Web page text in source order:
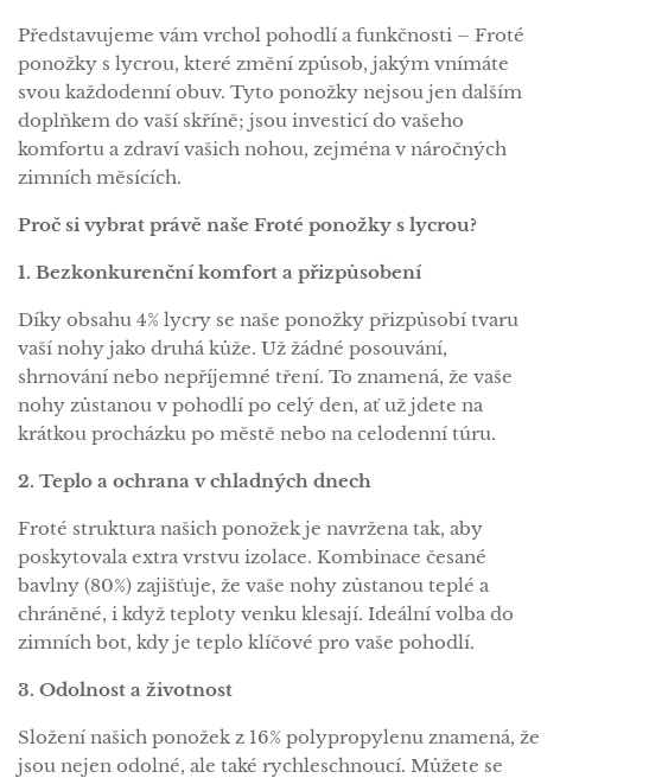
Představujeme vám vrchol pohodlí a funkčnosti – Froté
ponožky s lycrou, které změní způsob, jakým vnímáte
svou každodenní obuv. Tyto ponožky nejsou jen dalším
doplňkem do vaší skříně; jsou investicí do vašeho
komfortu a zdraví vašich nohou, zejména v náročných
zimních měsících.
Proč si vybrat právě naše Froté ponožky s lycrou?
1. Bezkonkurenční komfort a přizpůsobení
Díky obsahu 4% lycry se naše ponožky přizpůsobí tvaru
vaší nohy jako druhá kůže. Už žádné posouvání,
shrnování nebo nepříjemné tření. To znamená, že vaše
nohy zůstanou v pohodlí po celý den, ať už jdete na
krátkou procházku po městě nebo na celodenní túru.
2. Teplo a ochrana v chladných dnech
Froté struktura našich ponožek je navržena tak, aby
poskytovala extra vrstvu izolace. Kombinace česané
bavlny (80%) zajišťuje, že vaše nohy zůstanou teplé a
chráněné, i když teploty venku klesají. Ideální volba do
zimních bot, kdy je teplo klíčové pro vaše pohodlí.
3. Odolnost a životnost
Složení našich ponožek z 16% polypropylenu znamená, že
jsou nejen odolné, ale také rychleschnoucí. Můžete se